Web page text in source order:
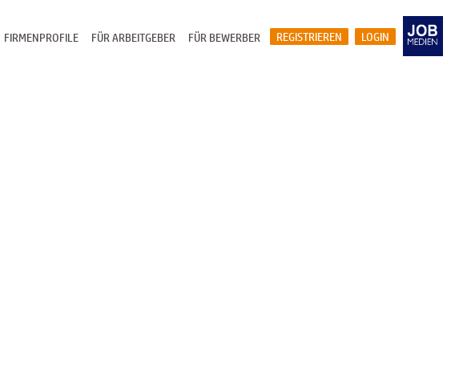
LOGIN
REGISTRIEREN
FÜR BEWERBER
FÜR ARBEITGEBER
FIRMENPROFILE